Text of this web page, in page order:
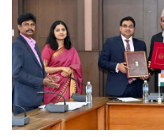
अन्य
ताजा
समाचार